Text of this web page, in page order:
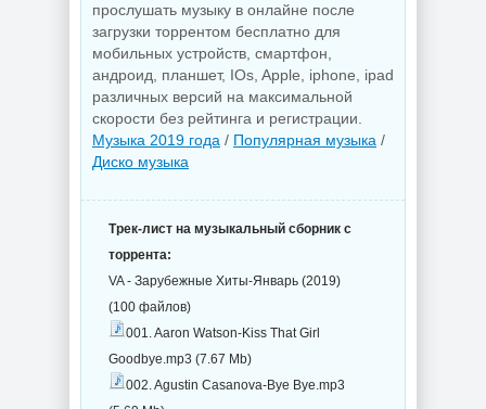
прослушать музыку в онлайне после
загрузки торрентом бесплатно для
мобильных устройств, смартфон,
андроид, планшет, IOs, Apple, iphone, ipad
различных версий на максимальной
скорости без рейтинга и регистрации.
Музыка 2019 года / Популярная музыка /
Диско музыка
Трек-лист на музыкальный сборник с
торрента:
VA - Зарубежные Хиты-Январь (2019)
(100 файлов)
001. Aaron Watson-Kiss That Girl
Goodbye.mp3 (7.67 Mb)
002. Agustin Casanova-Bye Bye.mp3